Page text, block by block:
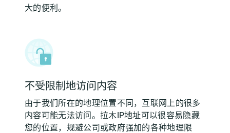
大的便利。
不受限制地访问内容
由于我们所在的地理位置不同，互联网上的很多
内容可能无法访问。拉木IP地址可以很容易隐藏
您的位置，规避公司或政府强加的各种地理限